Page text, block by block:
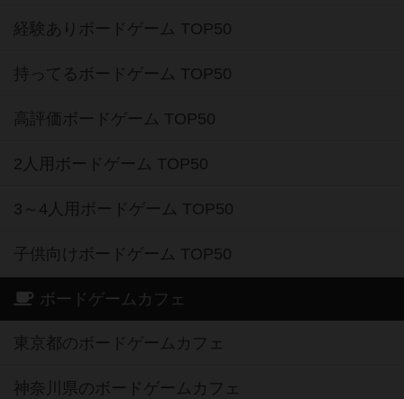
経験ありボードゲーム TOP50
持ってるボードゲーム TOP50
高評価ボードゲーム TOP50
2人用ボードゲーム TOP50
3～4人用ボードゲーム TOP50
子供向けボードゲーム TOP50
ボードゲームカフェ
東京都のボードゲームカフェ
神奈川県のボードゲームカフェ